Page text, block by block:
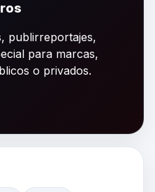
publirreportajes,
para marcas,
o privados.